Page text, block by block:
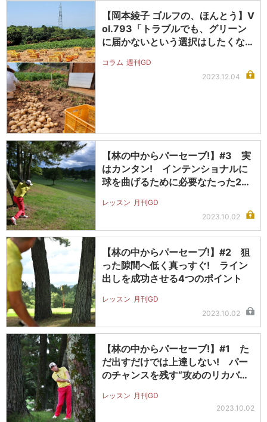
【岡本綾子 ゴルフの、ほんとう】V
ol.793「トラブルでも、グリーン
に届かないという選択はしたくな…
コラム 週刊GD
2023.12.04
【林の中からパーセーブ!】#3 実
はカンタン! インテンショナルに
球を曲げるために必要なたった2つ
レッスン 月刊GD
2023.10.02
【林の中からパーセーブ!】#2 狙
った隙間へ低く真っすぐ! ライン
出しを成功させる4つのポイント
レッスン 月刊GD
2023.10.02
【林の中からパーセーブ!】#1 た
だ出すだけでは上達しない! パー
のチャンスを残す“攻めのリカバリ
レッスン 月刊GD
2023.10.02